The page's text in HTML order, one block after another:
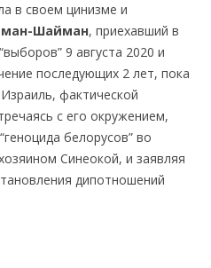
в своем цинизме и
Шайман, приехавший в
9 августа 2020 и
последующих 2 лет, пока
фактической
с его окружением,
белорусов” во
Синеокой, и заявляя
дипотношений